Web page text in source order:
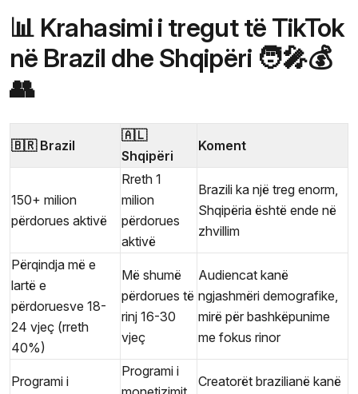
📊 Krahasimi i tregut të TikTok
në Brazil dhe Shqipëri 🧑‍🎤💰
👥
🇧🇷 Brazil
🇦🇱
Shqipëri
Koment
150+ milion
përdorues aktivë
Rreth 1
milion
përdorues
aktivë
Brazili ka një treg enorm,
Shqipëria është ende në
zhvillim
Përqindja më e
lartë e
përdoruesve 18-
24 vjeç (rreth
40%)
Më shumë
përdorues të
rinj 16-30
vjeç
Audiencat kanë
ngjashmëri demografike,
mirë për bashkëpunime
me fokus rinor
Programi i
Programi i
Creatorët brazilianë kanë